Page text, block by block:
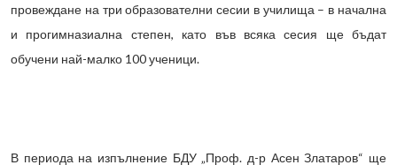
провеждане на три образователни сесии в училища – в начална
и прогимназиална степен, като във всяка сесия ще бъдат
обучени най-малко 100 ученици.
В периода на изпълнение БДУ „Проф. д-р Асен Златаров“ ще